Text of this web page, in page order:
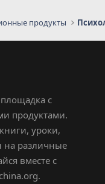
продукты
с
продуктами.
уроки,
на различные
вместе с